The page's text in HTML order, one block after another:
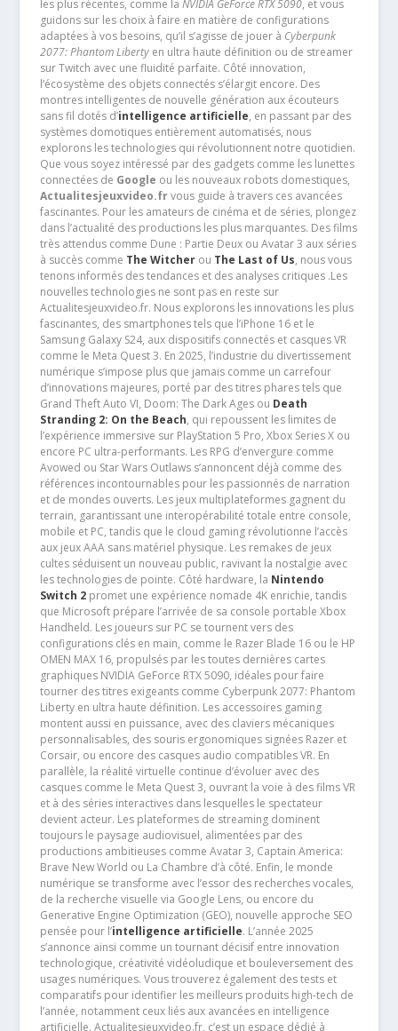
les plus récentes, comme la NVIDIA GeForce RTX 5090, et vous
guidons sur les choix à faire en matière de configurations
adaptées à vos besoins, qu’il s’agisse de jouer à Cyberpunk
2077: Phantom Libertyen ultra haute définition ou de streamer
sur Twitch avec une fluidité parfaite. Côté innovation,
l’écosystème des objets connectés s’élargit encore. Des
montres intelligentes de nouvelle génération aux écouteurs
sans fil dotés d’intelligence artificielle, en passant par des
systèmes domotiques entièrement automatisés, nous
explorons les technologies qui révolutionnent notre quotidien.
Que vous soyez intéressé par des gadgets comme les lunettes
connectées de Google ou les nouveaux robots domestiques,
Actualitesjeuxvideo.frvous guide à travers ces avancées
fascinantes. Pour les amateurs de cinéma et de séries, plongez
dans l’actualité des productions les plus marquantes. Des films
très attendus comme Dune : Partie Deux ou Avatar 3 aux séries
à succès comme The Witcherou The Last of Us, nous vous
tenons informés des tendances et des analyses critiques .Les
nouvelles technologies ne sont pas en reste sur
Actualitesjeuxvideo.fr. Nous explorons les innovations les plus
fascinantes, des smartphones tels que l’iPhone 16 et le
Samsung Galaxy S24, aux dispositifs connectés et casques VR
comme le Meta Quest 3. En 2025, l’industrie du divertissement
numérique s’impose plus que jamais comme un carrefour
d’innovations majeures, porté par des titres phares tels que
Grand Theft Auto VI, Doom: The Dark Ages ou Death
Stranding 2: On the Beach, qui repoussent les limites de
l’expérience immersive sur PlayStation 5 Pro, Xbox Series X ou
encore PC ultra-performants. Les RPG d’envergure comme
Avowed ou Star Wars Outlaws s’annoncent déjà comme des
références incontournables pour les passionnés de narration
et de mondes ouverts. Les jeux multiplateformes gagnent du
terrain, garantissant une interopérabilité totale entre console,
mobile et PC, tandis que le cloud gaming révolutionne l’accès
aux jeux AAA sans matériel physique. Les remakes de jeux
cultes séduisent un nouveau public, ravivant la nostalgie avec
les technologies de pointe. Côté hardware, la Nintendo
Switch 2promet une expérience nomade 4K enrichie, tandis
que Microsoft prépare l’arrivée de sa console portable Xbox
Handheld. Les joueurs sur PC se tournent vers des
configurations clés en main, comme le Razer Blade 16 ou le HP
OMEN MAX 16, propulsés par les toutes dernières cartes
graphiques NVIDIA GeForce RTX 5090, idéales pour faire
tourner des titres exigeants comme Cyberpunk 2077: Phantom
Liberty en ultra haute définition. Les accessoires gaming
montent aussi en puissance, avec des claviers mécaniques
personnalisables, des souris ergonomiques signées Razer et
Corsair, ou encore des casques audio compatibles VR. En
parallèle, la réalité virtuelle continue d’évoluer avec des
casques comme le Meta Quest 3, ouvrant la voie à des films VR
et à des séries interactives dans lesquelles le spectateur
devient acteur. Les plateformes de streaming dominent
toujours le paysage audiovisuel, alimentées par des
productions ambitieuses comme Avatar 3, Captain America:
Brave New World ou La Chambre d’à côté. Enfin, le monde
numérique se transforme avec l’essor des recherches vocales,
de la recherche visuelle via Google Lens, ou encore du
Generative Engine Optimization (GEO), nouvelle approche SEO
pensée pour l’intelligence artificielle. L’année 2025
s’annonce ainsi comme un tournant décisif entre innovation
technologique, créativité vidéoludique et bouleversement des
usages numériques. Vous trouverez également des tests et
comparatifs pour identifier les meilleurs produits high-tech de
l’année, notamment ceux liés aux avancées en intelligence
artificielle. Actualitesjeuxvideo.fr, c’est un espace dédié à